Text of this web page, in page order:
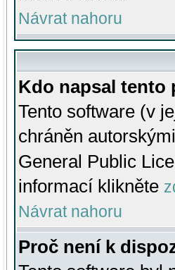
Návrat nahoru
Kdo napsal tento
Tento software (v
chráněn
General Public
informací klikněte
Návrat nahoru
Proč není k